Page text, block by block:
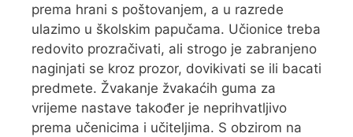
prema hrani s poštovanjem, a u razrede
ulazimo u školskim papučama. Učionice treba
redovito prozračivati, ali strogo je zabranjeno
naginjati se kroz prozor, dovikivati se ili bacati
predmete. Žvakanje žvakaćih guma za
vrijeme nastave također je neprihvatljivo
prema učenicima i učiteljima. S obzirom na